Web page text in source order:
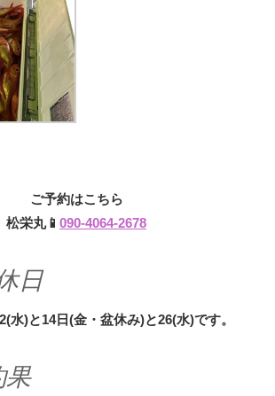
ご予約はこちら
松栄丸📱 090-4064-2678
日
水)と14日(金・盆休み)と26(水)です。
果